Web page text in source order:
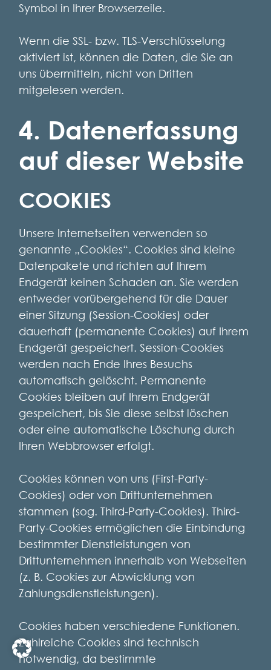
Symbol in Ihrer Browserzeile.
Wenn die SSL- bzw. TLS-Verschlüsselung
aktiviert ist, können die Daten, die Sie an
uns übermitteln, nicht von Dritten
mitgelesen werden.
4. Datenerfassung
auf dieser Website
COOKIES
Unsere Internetseiten verwenden so
genannte „Cookies“. Cookies sind kleine
Datenpakete und richten auf Ihrem
Endgerät keinen Schaden an. Sie werden
entweder vorübergehend für die Dauer
einer Sitzung (Session-Cookies) oder
dauerhaft (permanente Cookies) auf Ihrem
Endgerät gespeichert. Session-Cookies
werden nach Ende Ihres Besuchs
automatisch gelöscht. Permanente
Cookies bleiben auf Ihrem Endgerät
gespeichert, bis Sie diese selbst löschen
oder eine automatische Löschung durch
Ihren Webbrowser erfolgt.
Cookies können von uns (First-Party-
Cookies) oder von Drittunternehmen
stammen (sog. Third-Party-Cookies). Third-
Party-Cookies ermöglichen die Einbindung
bestimmter Dienstleistungen von
Drittunternehmen innerhalb von Webseiten
(z. B. Cookies zur Abwicklung von
Zahlungsdienstleistungen).
Cookies haben verschiedene Funktionen.
Zahlreiche Cookies sind technisch
notwendig, da bestimmte